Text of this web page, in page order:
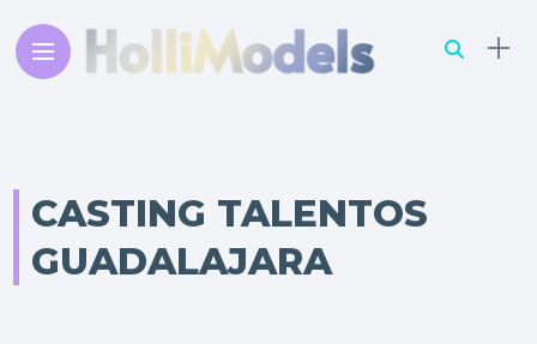
CASTING TALENTOS
GUADALAJARA